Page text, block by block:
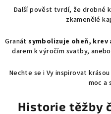
Další pověst tvrdí, že drobné
zkamenělé
Granát symbolizuje oheň, krev
darem k výročím svatby,
Nechte se i Vy inspirovat
moc
Historie těžby